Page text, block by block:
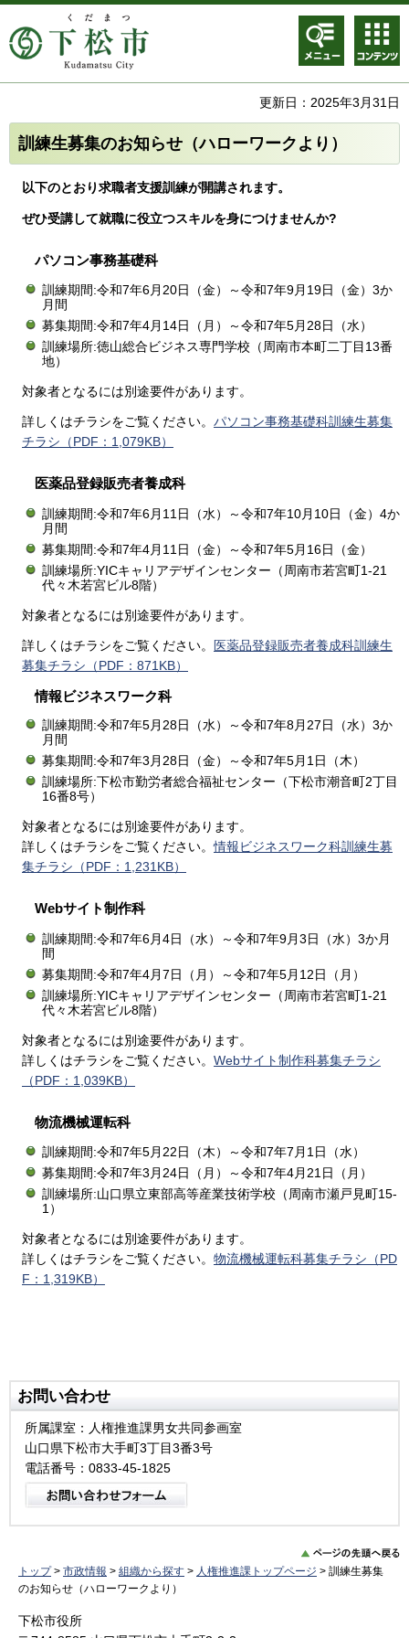
メニュ
ー
コンテ
ンツメ
ニュー
更新日：2025年3月31日
訓練生募集のお知らせ（ハローワークより）
以下のとおり求職者支援訓練が開講されます。
ぜひ受講して就職に役立つスキルを身につけませんか?
パソコン事務基礎科
訓練期間:令和7年6月20日（金）～令和7年9月19日（金）3か
月間
募集期間:令和7年4月14日（月）～令和7年5月28日（水）
訓練場所:徳山総合ビジネス専門学校（周南市本町二丁目13番
地）
対象者となるには別途要件があります。
詳しくはチラシをご覧ください。 パソコン事務基礎科訓練生募集
チラシ（PDF：1,079KB）
医薬品登録販売者養成科
訓練期間:令和7年6月11日（水）～令和7年10月10日（金）4か
月間
募集期間:令和7年4月11日（金）～令和7年5月16日（金）
訓練場所:YICキャリアデザインセンター（周南市若宮町1-21
代々木若宮ビル8階）
対象者となるには別途要件があります。
詳しくはチラシをご覧ください。
医薬品登録販売者養成科訓練生
募集チラシ（PDF：871KB）
情報ビジネスワーク科
訓練期間:令和7年5月28日（水）～令和7年8月27日（水）3か
月間
募集期間:令和7年3月28日（金）～令和7年5月1日（木）
訓練場所:下松市勤労者総合福祉センター（下松市潮音町2丁目
16番8号）
対象者となるには別途要件があります。
詳しくはチラシをご覧ください。情報ビジネスワーク科訓練生募
集チラシ（PDF：1,231KB）
Webサイト制作科
訓練期間:令和7年6月4日（水）～令和7年9月3日（水）3か月
間
募集期間:令和7年4月7日（月）～令和7年5月12日（月）
訓練場所:YICキャリアデザインセンター（周南市若宮町1-21
代々木若宮ビル8階）
対象者となるには別途要件があります。
詳しくはチラシをご覧ください。 Webサイト制作科募集チラシ
（PDF：1,039KB）
物流機械運転科
訓練期間:令和7年5月22日（木）～令和7年7月1日（水）
募集期間:令和7年3月24日（月）～令和7年4月21日（月）
訓練場所:山口県立東部高等産業技術学校（周南市瀬戸見町15-
1）
対象者となるには別途要件があります。
詳しくはチラシをご覧ください。 物流機械運転科募集チラシ（PD
F：1,319KB）
お問い合わせ
所属課室：人権推進課男女共同参画室
山口県下松市大手町3丁目3番3号
電話番号：0833-45-1825
トップ> 市政情報 > 組織から探す > 人権推進課トップページ > 訓練生募集
のお知らせ（ハローワークより）
下松市役所